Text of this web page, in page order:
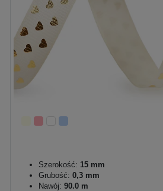
Szerokość: 15 mm
Grubość: 0,3 mm
Nawój: 90.0 m